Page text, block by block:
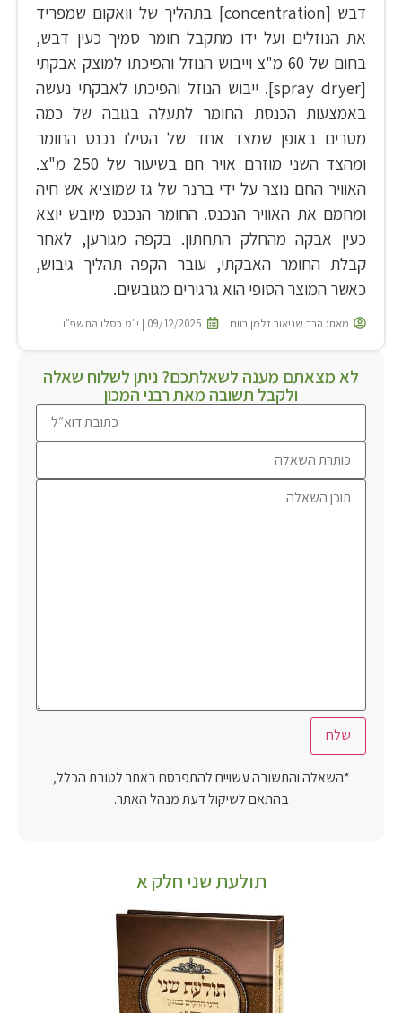
דבש [concentration] בתהליך של וואקום שמפריד
את הנוזלים ועל ידו מתקבל חומר סמיך כעין דבש,
בחום של 60 מ"צ וייבוש הנוזל והפיכתו למוצק אבקתי
[spray dryer]. ייבוש הנוזל והפיכתו לאבקתי נעשה
באמצעות הכנסת החומר לתעלה בגובה של כמה
מטרים באופן שמצד אחד של הסילו נכנס החומר
ומהצד השני מוזרם אויר חם בשיעור של 250 מ"צ.
האוויר החם נוצר על ידי ברנר של גז שמוציא אש חיה
ומחמם את האוויר הנכנס. החומר הנכנס מיובש יוצא
כעין אבקה מהחלק התחתון. בקפה מגורען, לאחר
קבלת החומר האבקתי, עובר הקפה תהליך גיבוש,
כאשר המוצר הסופי הוא גרגירים מגובשים.
מאת: הרב שניאור זלמן רווח 09/12/2025 | י"ט כסלו התשפ"ו
לא מצאתם מענה לשאלתכם? ניתן לשלוח שאלה
ולקבל תשובה מאת רבני המכון
*השאלה והתשובה עשויים להתפרסם באתר לטובת הכלל,
בהתאם לשיקול דעת מנהל האתר.
תולעת שני חלק א